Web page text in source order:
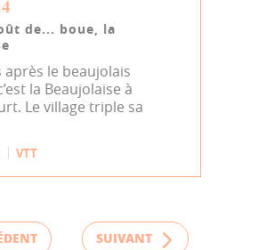
de... boue, la
le beaujolais
la Beaujolaise à
Le village triple sa
VTT
SUIVANT